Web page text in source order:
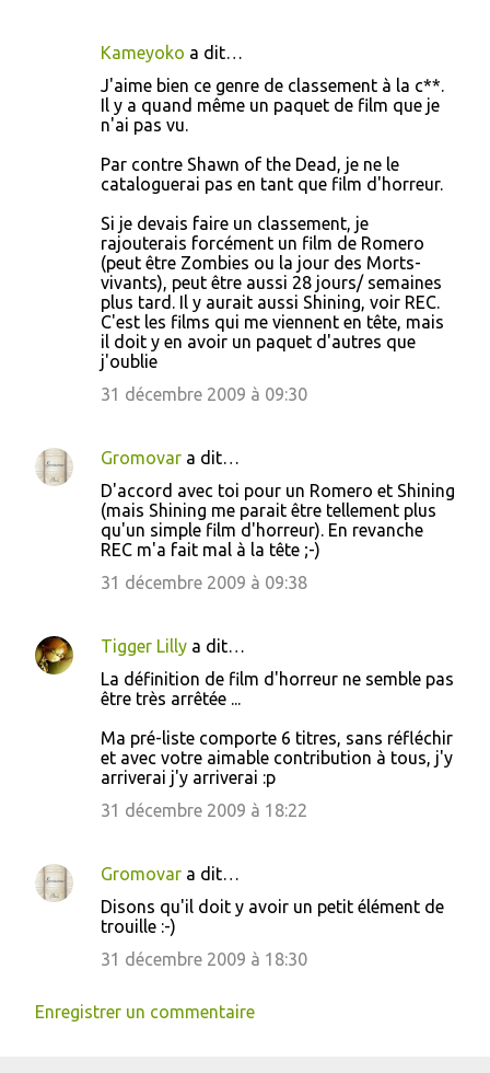
Kameyoko a dit…
J'aime bien ce genre de classement à la c**.
Il y a quand même un paquet de film que je
n'ai pas vu.
Par contre Shawn of the Dead, je ne le
cataloguerai pas en tant que film d'horreur.
Si je devais faire un classement, je
rajouterais forcément un film de Romero
(peut être Zombies ou la jour des Morts-
vivants), peut être aussi 28 jours/ semaines
plus tard. Il y aurait aussi Shining, voir REC.
C'est les films qui me viennent en tête, mais
il doit y en avoir un paquet d'autres que
j'oublie
31 décembre 2009 à 09:30
Gromovar a dit…
D'accord avec toi pour un Romero et Shining
(mais Shining me parait être tellement plus
qu'un simple film d'horreur). En revanche
REC m'a fait mal à la tête ;-)
31 décembre 2009 à 09:38
Tigger Lilly a dit…
La définition de film d'horreur ne semble pas
être très arrêtée ...
Ma pré-liste comporte 6 titres, sans réfléchir
et avec votre aimable contribution à tous, j'y
arriverai j'y arriverai :p
31 décembre 2009 à 18:22
Gromovar a dit…
Disons qu'il doit y avoir un petit élément de
trouille :-)
31 décembre 2009 à 18:30
Enregistrer un commentaire